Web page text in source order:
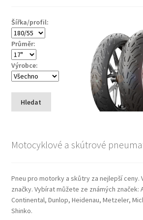
Šířka/profil:
Průměr:
Výrobce:
Hledat
Motocyklové a skútrové
Pneu pro motorky a skůtry za nejlepší ceny.
značky. Vybírat můžete ze známých značek:
Continental, Dunlop, Heidenau, Metzeler,
Shinko.